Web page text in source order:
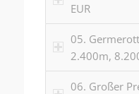
EUR
05.
2.400m,
06. Großer